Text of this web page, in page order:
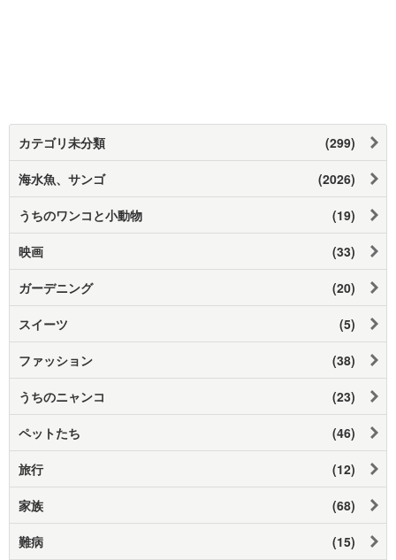
カテゴリ未分類 (299)
海水魚、サンゴ (2026)
うちのワンコと小動物 (19)
映画 (33)
ガーデニング (20)
スイーツ (5)
ファッション (38)
うちのニャンコ (23)
ペットたち (46)
旅行 (12)
家族 (68)
難病 (15)